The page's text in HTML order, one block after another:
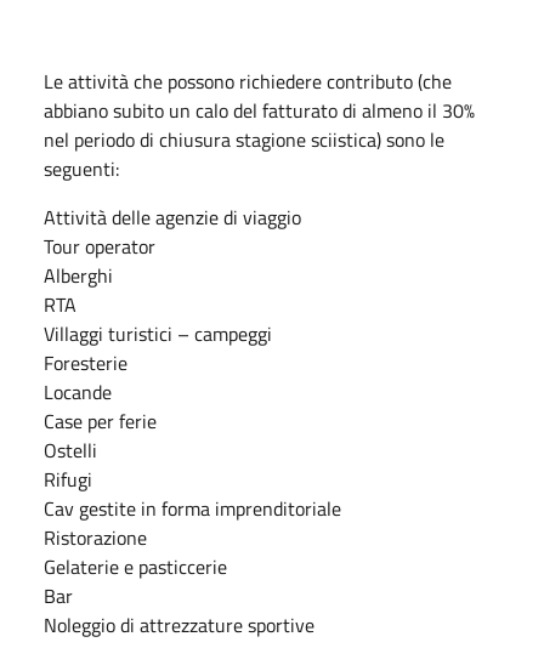
Le attività che possono richiedere contributo (che
abbiano subito un calo del fatturato di almeno il 30%
nel periodo di chiusura stagione sciistica) sono le
seguenti:
Attività delle agenzie di viaggio
Tour operator
Alberghi
RTA
Villaggi turistici – campeggi
Foresterie
Locande
Case per ferie
Ostelli
Rifugi
Cav gestite in forma imprenditoriale
Ristorazione
Gelaterie e pasticcerie
Bar
Noleggio di attrezzature sportive